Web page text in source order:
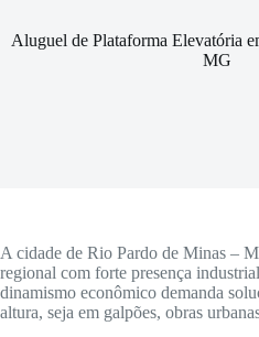
Aluguel de Plataforma Elevatória
MG
A cidade de Rio Pardo de Minas –
regional com forte presença
dinamismo econômico demanda
altura, seja em galpões, obras